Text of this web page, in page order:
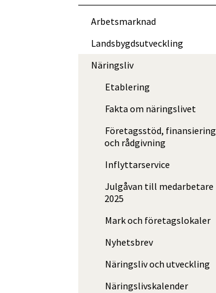
Arbets­marknad
Landsbygds­ut­veckling
Näringsliv
Etablering
Fakta om näringslivet
Företagsstöd, finansiering
och rådgivning
Inflyttarservice
Julgåvan till medarbetare
2025
Mark och företags­lokaler
Nyhetsbrev
Näringsliv och utveckling
Näringslivskalender